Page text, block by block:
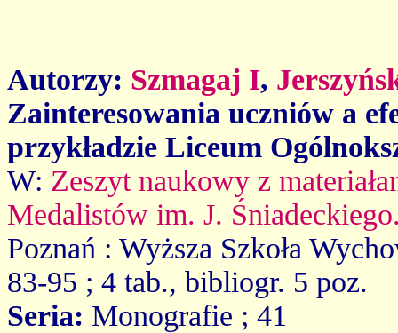
Autorzy: Szmagaj I,
Zainteresowania uczniów a
przykładzie Liceum
W: Zeszyt naukowy z
Medalistów im. J.
Poznań : Wyższa Szkoła
83-95 ; 4 tab., bibliogr. 5 poz.
Seria: Monografie ; 41